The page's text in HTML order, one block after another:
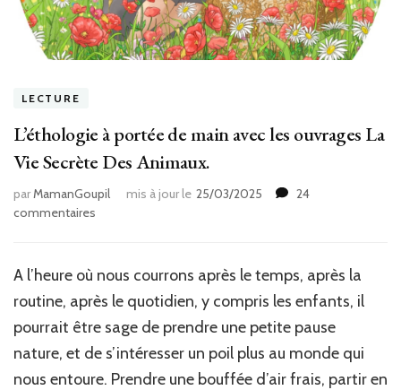
LECTURE
L’éthologie à portée de main avec les ouvrages La
Vie Secrète Des Animaux.
parMamanGoupil mis à jour le 25/03/2025
24
commentaires
main
avec
ouvrages
La
A l’heure où nous courrons après le temps, après la
routine, après le quotidien, y compris les enfants, il
pourrait être sage de prendre une petite pause
nature, et de s’intéresser un poil plus au monde qui
nous entoure. Prendre une bouffée d’air frais, partir en